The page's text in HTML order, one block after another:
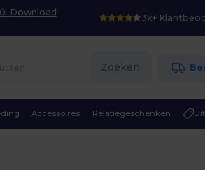
Download
3k+
Zoeken
Accessoires Relatiegeschenken